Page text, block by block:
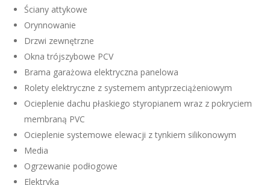
Ściany attykowe
Orynnowanie
Drzwi zewnętrzne
Okna trójszybowe PCV
Brama garażowa elektryczna panelowa
Rolety elektryczne z systemem antyprzeciążeniowym
Ocieplenie dachu płaskiego styropianem wraz z pokryciem
membraną PVC
Ocieplenie systemowe elewacji z tynkiem silikonowym
Media
Ogrzewanie podłogowe
Elektryka